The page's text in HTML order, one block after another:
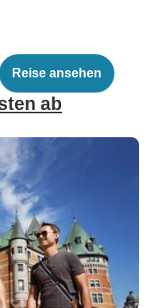
Reise ansehen
ab